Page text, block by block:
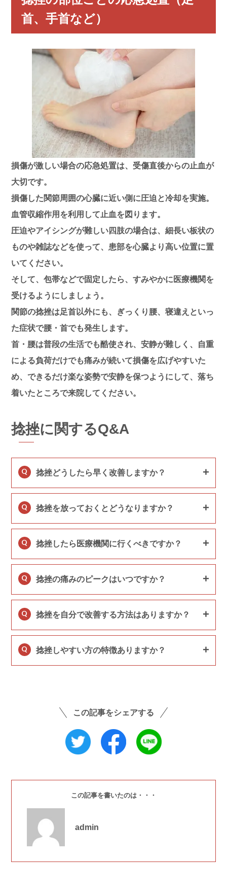
首、手首など）
損傷が激しい場合の応急処置は、 受傷直後からの止血が
大切です。
損傷した関節周囲の心臓に近い側に圧迫 と冷却を実施。
血管収縮作用を利用して止血を図ります。
圧迫やアイシングが難しい四肢の場合は、細長い板状の
ものや雑誌などを使って、 患部を心臓より高い位置に置
いてください。
そして、包帯などで固定 したら、すみやかに医療機関を
受けるようにしましょう。
関節の捻挫は足首以外にも、ぎっくり腰、寝違えといっ
た症状で腰・首でも発生 します。
首・腰は普段の生活でも酷使され、安静が難しく、自重
による負荷だけでも痛みが続いて損傷を広げやすいた
め、できるだけ楽な姿勢で安静を保つようにして、落ち
着いたところで来院してください。
捻挫に関するQ&A
Q 捻挫どうしたら早く改善しますか？
Q 捻挫を放っておくとどうなりますか？
Q 捻挫したら医療機関に行くべきですか？
Q 捻挫の痛みのピークはいつですか？
Q 捻挫を自分で改善する方法はありますか？
Q 捻挫しやすい方の特徴ありますか？
この記事をシェアする
この記事を書いたのは・・・
admin